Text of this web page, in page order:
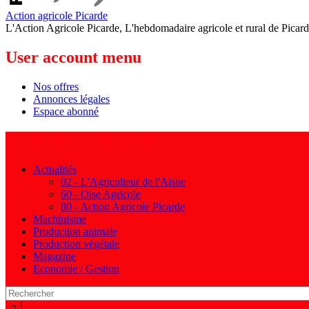
Action agricole Picarde
L'Action Agricole Picarde, L'hebdomadaire agricole et rural de
User account menu
Nos offres
Annonces légales
Espace abonné
Actualités
02 - L'Agriculteur de l'Aisne
60 - Oise Agricole
80 - Action Agricole Picarde
Machinisme
Production animale
Production végétale
Magazine
Economie / Gestion